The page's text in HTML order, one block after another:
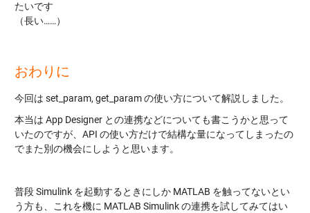
たいです
（長い……）
おわりに
今回は set_param, get_param の使い方について解説しました。
本当は App Designer との連携などについても書こうかと思って
いたのですが、API の使い方だけで結構な量になってしまったの
でまた別の機会にしようと思います。
普段 Simulink を起動するときにしか MATLAB を触ってないとい
う方も、これを機に MATLAB Simulink の連携を試してみてはい